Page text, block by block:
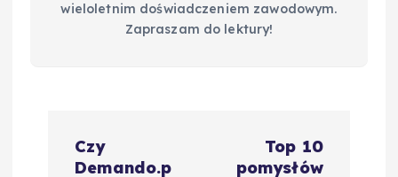
wieloletnim doświadczeniem zawodowym.
Zapraszam do lektury!
Czy
Demando.p
Top 10
pomysłów